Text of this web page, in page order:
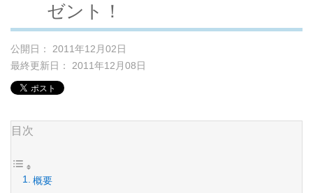
ゼント！
公開日： 2011年12月02日
最終更新日： 2011年12月08日
目次
概要